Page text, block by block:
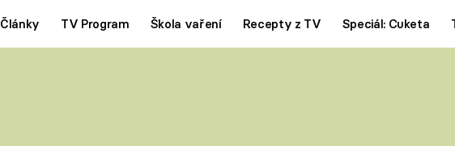
Články TV Program Škola vaření Recepty z TV Speciál: Cuketa